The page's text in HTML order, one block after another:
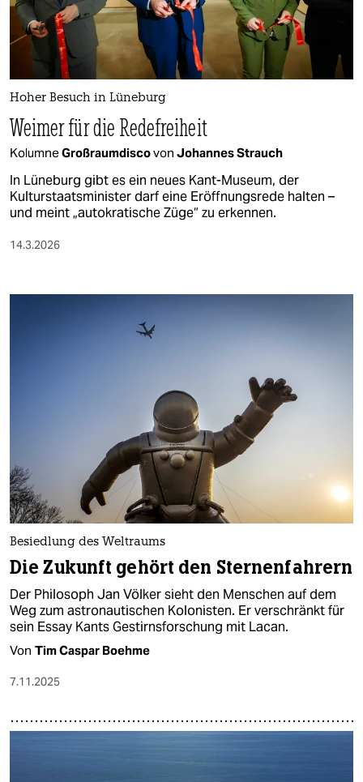
nord
wahrheit
veranstaltungen
shop
fragen & hilfe
Hoher Besuch in Lüneburg
Weimer für die Redefreiheit
KolumneGroßraumdiscovon Johannes Strauch
In Lüneburg gibt es ein neues Kant-Museum, der
Kulturstaatsminister darf eine Eröffnungsrede halten –
und meint „autokratische Züge“ zu erkennen.
14.3.2026
Besiedlung des Weltraums
Die Zukunft gehört den Sternenfahrern
Der Philosoph Jan Völker sieht den Menschen auf dem
Weg zum astronautischen Kolonisten. Er verschränkt für
sein Essay Kants Gestirnsforschung mit Lacan.
Von Tim Caspar Boehme
7.11.2025